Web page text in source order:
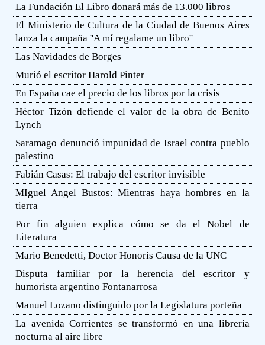
La Fundación El Libro donará más de 13.000 libros
El Ministerio de Cultura de la Ciudad de Buenos Aires
lanza la campaña ''A mí regalame un libro''
Las Navidades de Borges
Murió el escritor Harold Pinter
En España cae el precio de los libros por la crisis
Héctor Tizón defiende el valor de la obra de Benito
Lynch
Saramago denunció impunidad de Israel contra pueblo
palestino
Fabián Casas: El trabajo del escritor invisible
MIguel Angel Bustos: Mientras haya hombres en la
tierra
Por fin alguien explica cómo se da el Nobel de
Literatura
Mario Benedetti, Doctor Honoris Causa de la UNC
Disputa familiar por la herencia del escritor y
humorista argentino Fontanarrosa
Manuel Lozano distinguido por la Legislatura porteña
La avenida Corrientes se transformó en una librería
nocturna al aire libre